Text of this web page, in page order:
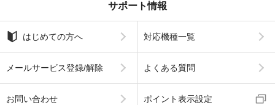
サポート情報
はじめての方へ 対応機種一覧
メールサービス登録/解除 よくある質問
お問い合わせ ポイント表示設定